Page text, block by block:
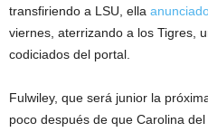
transfiriendo a LSU, ella
viernes, aterrizando a los Tigres,
codiciados del portal.
Fulwiley, que será junior la
poco después de que Carolina